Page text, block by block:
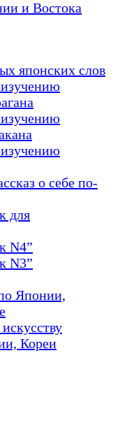
и Востока
японских слов
о себе по-
для
N4”
N3”
Японии,
Кореи